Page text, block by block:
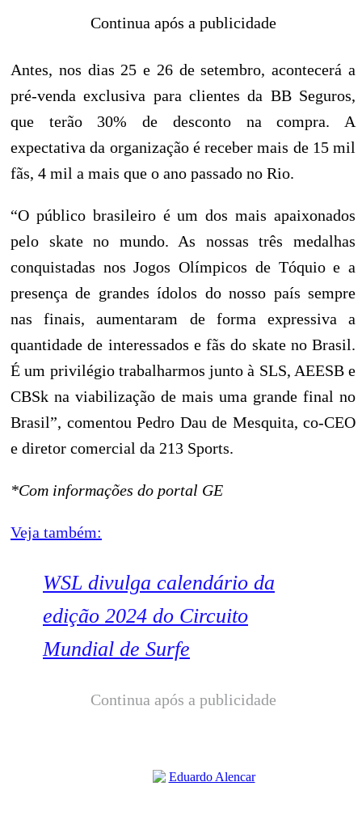
Continua após a publicidade
Antes, nos dias 25 e 26 de setembro, acontecerá a
pré-venda exclusiva para clientes da BB Seguros,
que terão 30% de desconto na compra. A
expectativa da organização é receber mais de 15 mil
fãs, 4 mil a mais que o ano passado no Rio.
“O público brasileiro é um dos mais apaixonados
pelo skate no mundo. As nossas três medalhas
conquistadas nos Jogos Olímpicos de Tóquio e a
presença de grandes ídolos do nosso país sempre
nas finais, aumentaram de forma expressiva a
quantidade de interessados e fãs do skate no Brasil.
É um privilégio trabalharmos junto à SLS, AEESB e
CBSk na viabilização de mais uma grande final no
Brasil”, comentou Pedro Dau de Mesquita, co-CEO
e diretor comercial da 213 Sports.
*Com informações do portal GE
Veja também:
WSL divulga calendário da
edição 2024 do Circuito
Mundial de Surfe
Continua após a publicidade